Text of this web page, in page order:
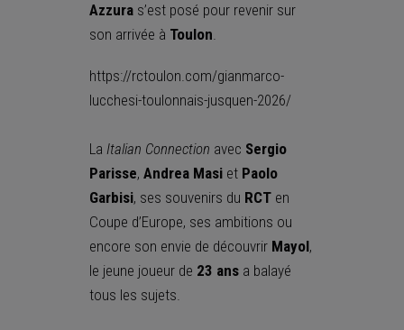
Azzura s’est posé pour revenir sur
son arrivée à Toulon.
https://rctoulon.com/gianmarco-
lucchesi-toulonnais-jusquen-2026/
La Italian Connection avec Sergio
Parisse, Andrea Masi et Paolo
Garbisi, ses souvenirs du RCT en
Coupe d’Europe, ses ambitions ou
encore son envie de découvrir Mayol,
le jeune joueur de 23 ans a balayé
tous les sujets.